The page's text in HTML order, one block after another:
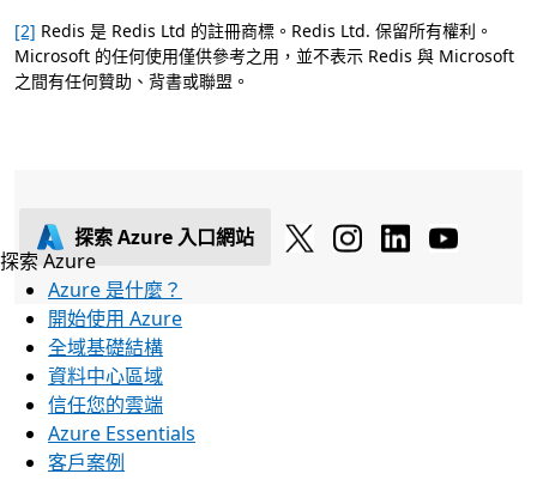
[2] Redis 是 Redis Ltd 的註冊商標。Redis Ltd. 保留所有權利。
Microsoft 的任何使用僅供參考之用，並不表示 Redis 與 Microsoft
之間有任何贊助、背書或聯盟。
探索 Azure 入口網站
探索 Azure
Azure 是什麼？
開始使用 Azure
全域基礎結構
資料中心區域
信任您的雲端
Azure Essentials
客戶案例